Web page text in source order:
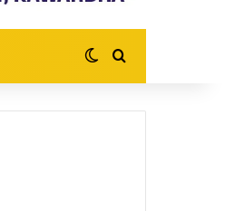
Switch skin
Search for